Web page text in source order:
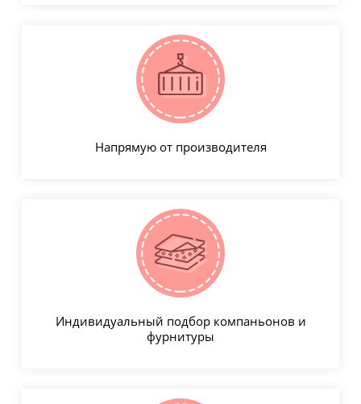
Напрямую от производителя
Индивидуальный подбор компаньонов и
фурнитуры